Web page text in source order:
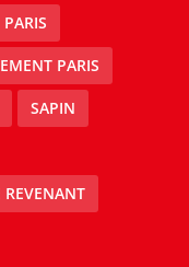
PARIS
PARIS
SAPIN
REVENANT